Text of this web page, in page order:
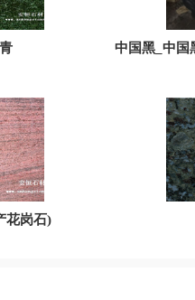
花岗石)